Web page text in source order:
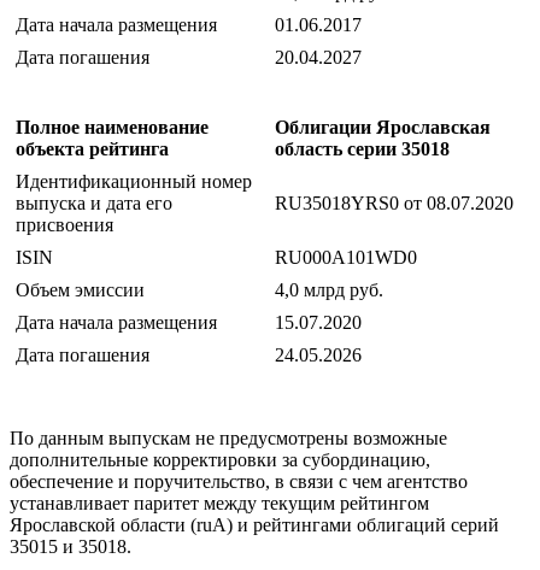
Дата начала размещения
01.06.2017
Дата погашения
20.04.2027
Полное наименование
объекта рейтинга
Облигации Ярославская
область серии 35018
Идентификационный номер
выпуска и дата его
присвоения
RU35018YRS0 от 08.07.2020
ISIN
RU000A101WD0
Объем эмиссии
4,0 млрд руб.
Дата начала размещения
15.07.2020
Дата погашения
24.05.2026
По данным выпускам не предусмотрены возможные
дополнительные корректировки за субординацию,
обеспечение и поручительство, в связи с чем агентство
устанавливает паритет между текущим рейтингом
Ярославской области (ruA) и рейтингами облигаций серий
35015 и 35018.